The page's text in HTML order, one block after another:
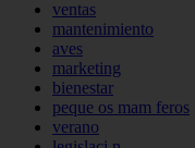
ventas
mantenimiento
aves
marketing
bienestar
peque os mam feros
verano